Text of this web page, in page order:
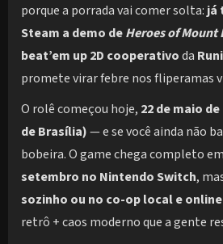
porque a porrada vai comer solta: já
Steam a demo deHeroes of Mount
beat’em up 2D cooperativoda
promete virar febre nos fliperamas
O rolê começou hoje, 22 de maio de
de Brasília)— e se você ainda não
bobeira. O game chega completo em
setembro no Nintendo Switch,
sozinho ou no co-op local e online
retrô + caos moderno que a gente